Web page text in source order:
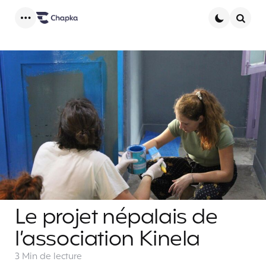
Le projet népalais de
l’association Kinela
3 Min de lecture